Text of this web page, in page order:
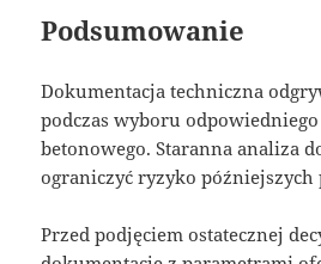
Podsumowanie
Dokumentacja techniczna
podczas wyboru odpowiedniego
betonowego. Staranna analiza
ograniczyć ryzyko późniejszych
Przed podjęciem ostatecznej